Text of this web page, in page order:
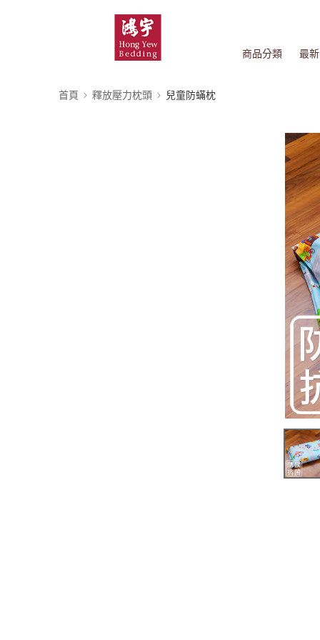
商品分類 最
首頁 釋放壓力枕頭 兒童防蟎枕